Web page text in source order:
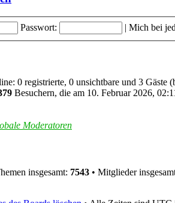
Passwort: | Mich bei
0 registrierte, 0 unsichtbare und 3 Gäste
Besuchern, die am 10. Februar 2026,
Moderatoren
insgesamt: 7543 • Mitglieder